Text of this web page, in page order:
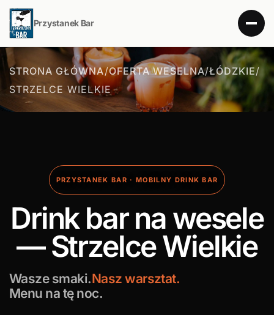
Przystanek Bar
STRONA GŁÓWNA/OFERTA WESELNA/ŁÓDZKIE/
STRZELCE WIELKIE
PRZYSTANEK BAR · MOBILNY DRINK BAR
Drink bar na wesele
— Strzelce Wielkie
Wasze smaki.Nasz warsztat.
Menu na tę noc.